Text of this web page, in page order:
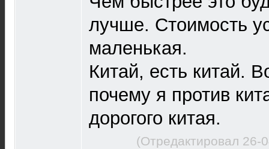
лучше. Стоимость
маленькая.
Китай, есть китай.
почему я против
дорогого китая.
(Отредактировал 26-